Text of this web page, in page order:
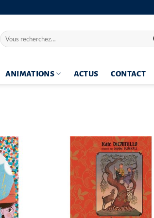
Recherche
pour :
ANIMATIONS ACTUS CONTACT